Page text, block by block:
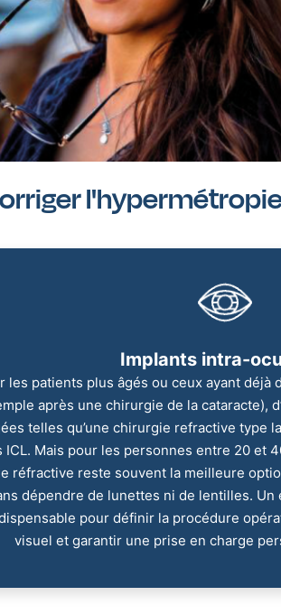
Implants intra-
les patients plus âgés ou ceux ayant déjà
après une chirurgie de la cataracte),
telles qu’une chirurgie refractive type
ICL. Mais pour les personnes entre 20 et
réfractive reste souvent la meilleure
dépendre de lunettes ni de lentilles.
pour définir la procédure
visuel et garantir une prise en charge